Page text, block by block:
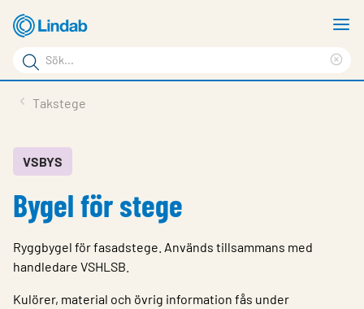
Hoppa
till
huvudinnehållet
Sökord
Sök
på
Service & Support
Hållbarhet
Om Lindab
Kontakt
Logga in
Takstege
VSBYS
Bygel för stege
Ryggbygel för fasadstege. Används tillsammans med
handledare VSHLSB.
Kulörer, material och övrig information fås under